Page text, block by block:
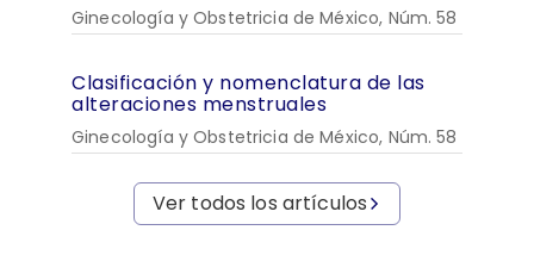
Ginecología y Obstetricia de México, Núm. 58
Clasificación y nomenclatura de las
alteraciones menstruales
Ginecología y Obstetricia de México, Núm. 58
Ver todos los artículos